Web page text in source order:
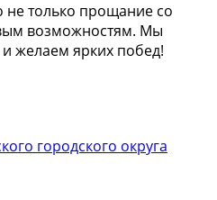
только прощание со
возможностям. Мы
желаем ярких побед!
городского округа